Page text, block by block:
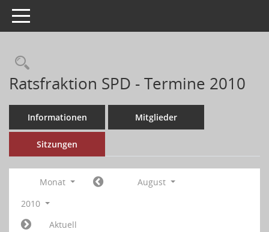
Toggle navigation
Ratsfraktion SPD - Termine 2010
Informationen Mitglieder
Sitzungen
Monat
August
2010
Aktuell